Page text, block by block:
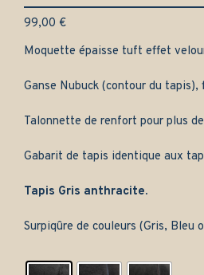
99,00 €
Moquette épaisse tuft effet
Ganse Nubuck (contour du
Talonnette de renfort pour plus
Gabarit de tapis identique aux
Tapis Gris anthracite.
Surpiqûre de couleurs (Gris, Bleu